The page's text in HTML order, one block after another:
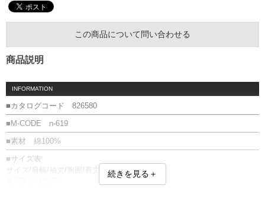
この商品について問い合わせる
商品説明
INFORMATION
■カタログコード 826580
■M-CODE n-619
■素材 綿100%
■サイズ表
サイズ/肩幅/袖丈/胸囲/着丈
続きを見る＋